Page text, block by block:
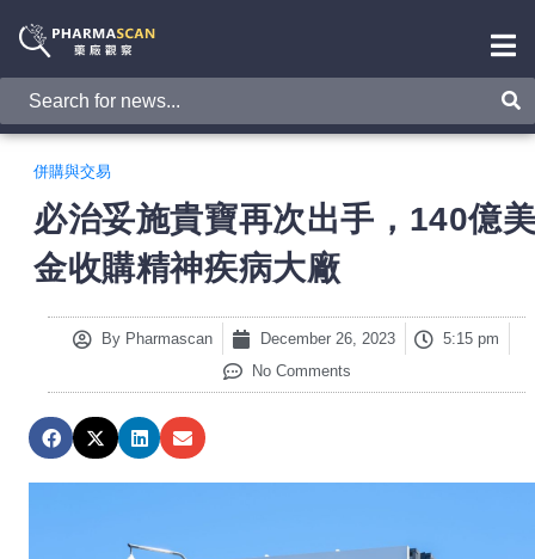
併購與交易
必治妥施貴寶再次出手，140億
金收購精神疾病大廠
By Pharmascan December 26, 2023
5:15 pm
No Comments